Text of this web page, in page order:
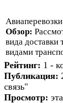
Обзор:
вида
видами
Рейтинг: 1 -
Публикация:
связь"
Просмотр: